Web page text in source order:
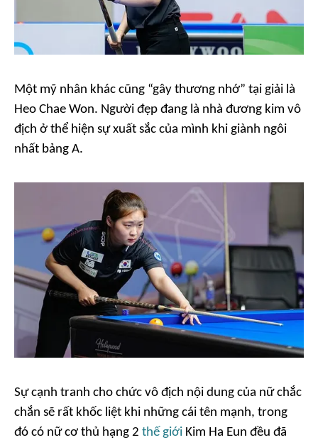
Một mỹ nhân khác cũng “gây thương nhớ” tại giải là
Heo Chae Won. Người đẹp đang là nhà đương kim vô
địch ở thể hiện sự xuất sắc của mình khi giành ngôi
nhất bảng A.
Sự cạnh tranh cho chức vô địch nội dung của nữ chắc
chắn sẽ rất khốc liệt khi những cái tên mạnh, trong
đó có nữ cơ thủ hạng 2 thế giới Kim Ha Eun đều đã